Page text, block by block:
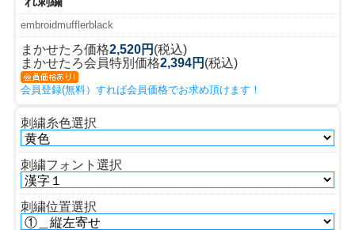
embroidmufflerblack
まかせたろ価格2,520円 (税込)
まかせたろ会員特別価格2,394円 (税込)
会員登録(無料）すれば会員価格でお求め頂けます！
刺繍糸色選択
刺繍フォント選択
刺繍位置選択